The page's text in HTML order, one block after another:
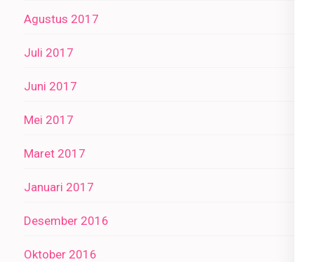
Agustus 2017
Juli 2017
Juni 2017
Mei 2017
Maret 2017
Januari 2017
Desember 2016
Oktober 2016